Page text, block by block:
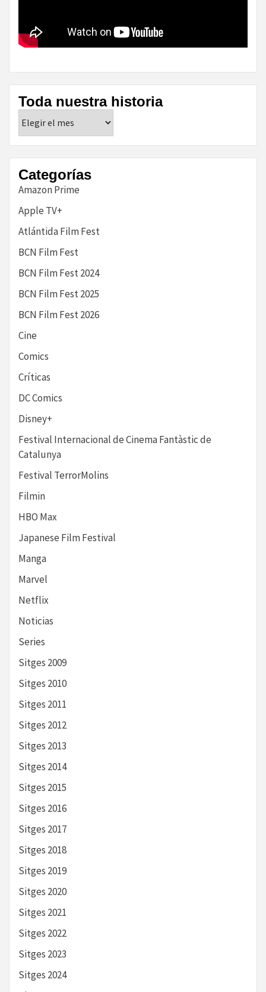
Toda nuestra historia
nuestra
historia
Categorías
Amazon Prime
Apple TV+
Atlántida Film Fest
BCN Film Fest
BCN Film Fest 2024
BCN Film Fest 2025
BCN Film Fest 2026
Cine
Comics
Críticas
DC Comics
Disney+
Festival Internacional de Cinema Fantàstic de
Catalunya
Festival TerrorMolins
Filmin
HBO Max
Japanese Film Festival
Manga
Marvel
Netflix
Noticias
Series
Sitges 2009
Sitges 2010
Sitges 2011
Sitges 2012
Sitges 2013
Sitges 2014
Sitges 2015
Sitges 2016
Sitges 2017
Sitges 2018
Sitges 2019
Sitges 2020
Sitges 2021
Sitges 2022
Sitges 2023
Sitges 2024